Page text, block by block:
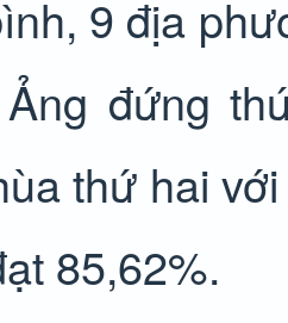
9 địa
đứng
thứ hai
85,62%.